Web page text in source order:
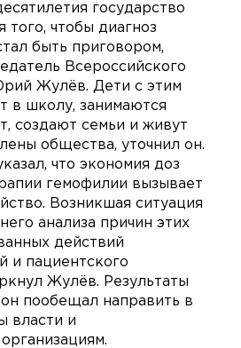
государство
того, чтобы диагноз
быть приговором,
Всероссийского
Жулёв. Дети с этим
в школу, занимаются
создают семьи и живут
общества, уточнил он.
что экономия доз
гемофилии вызывает
Возникшая ситуация
анализа причин этих
действий
и пациентского
Жулёв. Результаты
пообещал направить в
власти и